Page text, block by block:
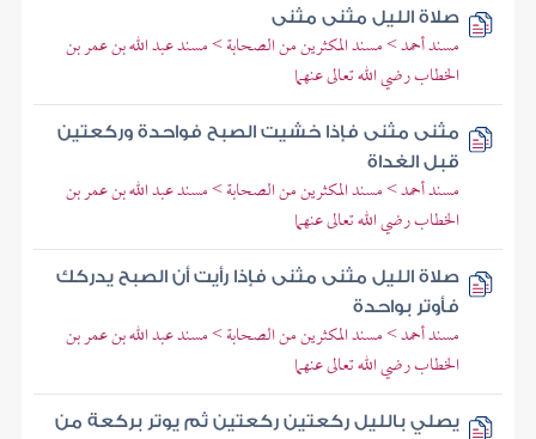
صلاة الليل مثنى مثنى
مسند أحمد > مسند المكثرين من الصحابة > مسند عبد الله بن عمر بن
الخطاب رضي الله تعالى عنهما
مثنى مثنى فإذا خشيت الصبح فواحدة وركعتين
قبل الغداة
مسند أحمد > مسند المكثرين من الصحابة > مسند عبد الله بن عمر بن
الخطاب رضي الله تعالى عنهما
صلاة الليل مثنى مثنى فإذا رأيت أن الصبح يدركك
فأوتر بواحدة
مسند أحمد > مسند المكثرين من الصحابة > مسند عبد الله بن عمر بن
الخطاب رضي الله تعالى عنهما
يصلي بالليل ركعتين ركعتين ثم يوتر بركعة من